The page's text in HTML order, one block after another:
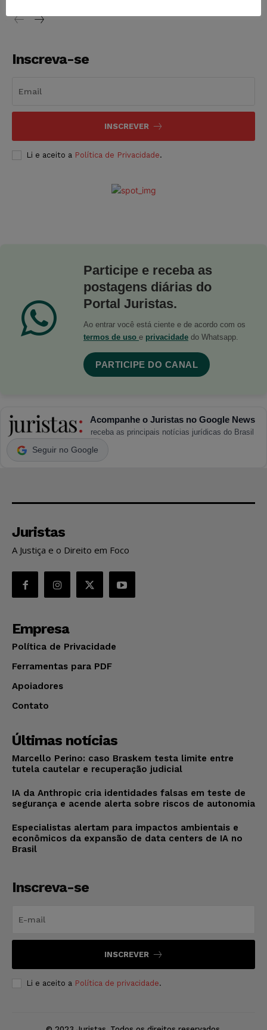
Inscreva-se
INSCREVER
Li e aceito a Política de Privacidade.
Participe e receba as
postagens diárias do
Portal Juristas.
Ao entrar você está ciente e de acordo com os
termos de uso e privacidade do Whatsapp.
PARTICIPE DO CANAL
Acompanhe o Juristas no Google News
receba as principais notícias jurídicas do Brasil
Seguir no Google
Juristas
A Justiça e o Direito em Foco
Empresa
Política de Privacidade
Ferramentas para PDF
Apoiadores
Contato
Últimas notícias
Marcello Perino: caso Braskem testa limite entre
tutela cautelar e recuperação judicial
IA da Anthropic cria identidades falsas em teste de
segurança e acende alerta sobre riscos de autonomia
Especialistas alertam para impactos ambientais e
econômicos da expansão de data centers de IA no
Brasil
Inscreva-se
INSCREVER
Li e aceito a Política de privacidade.